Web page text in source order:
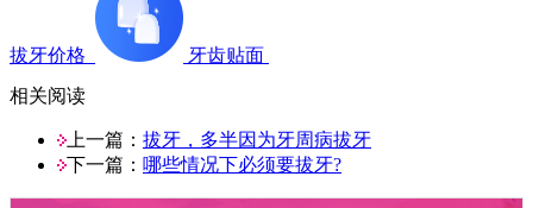
拔牙价格
牙齿贴面
相关阅读
上一篇： 拔牙，多半因为牙周病拔牙
下一篇： 哪些情况下必须要拔牙?